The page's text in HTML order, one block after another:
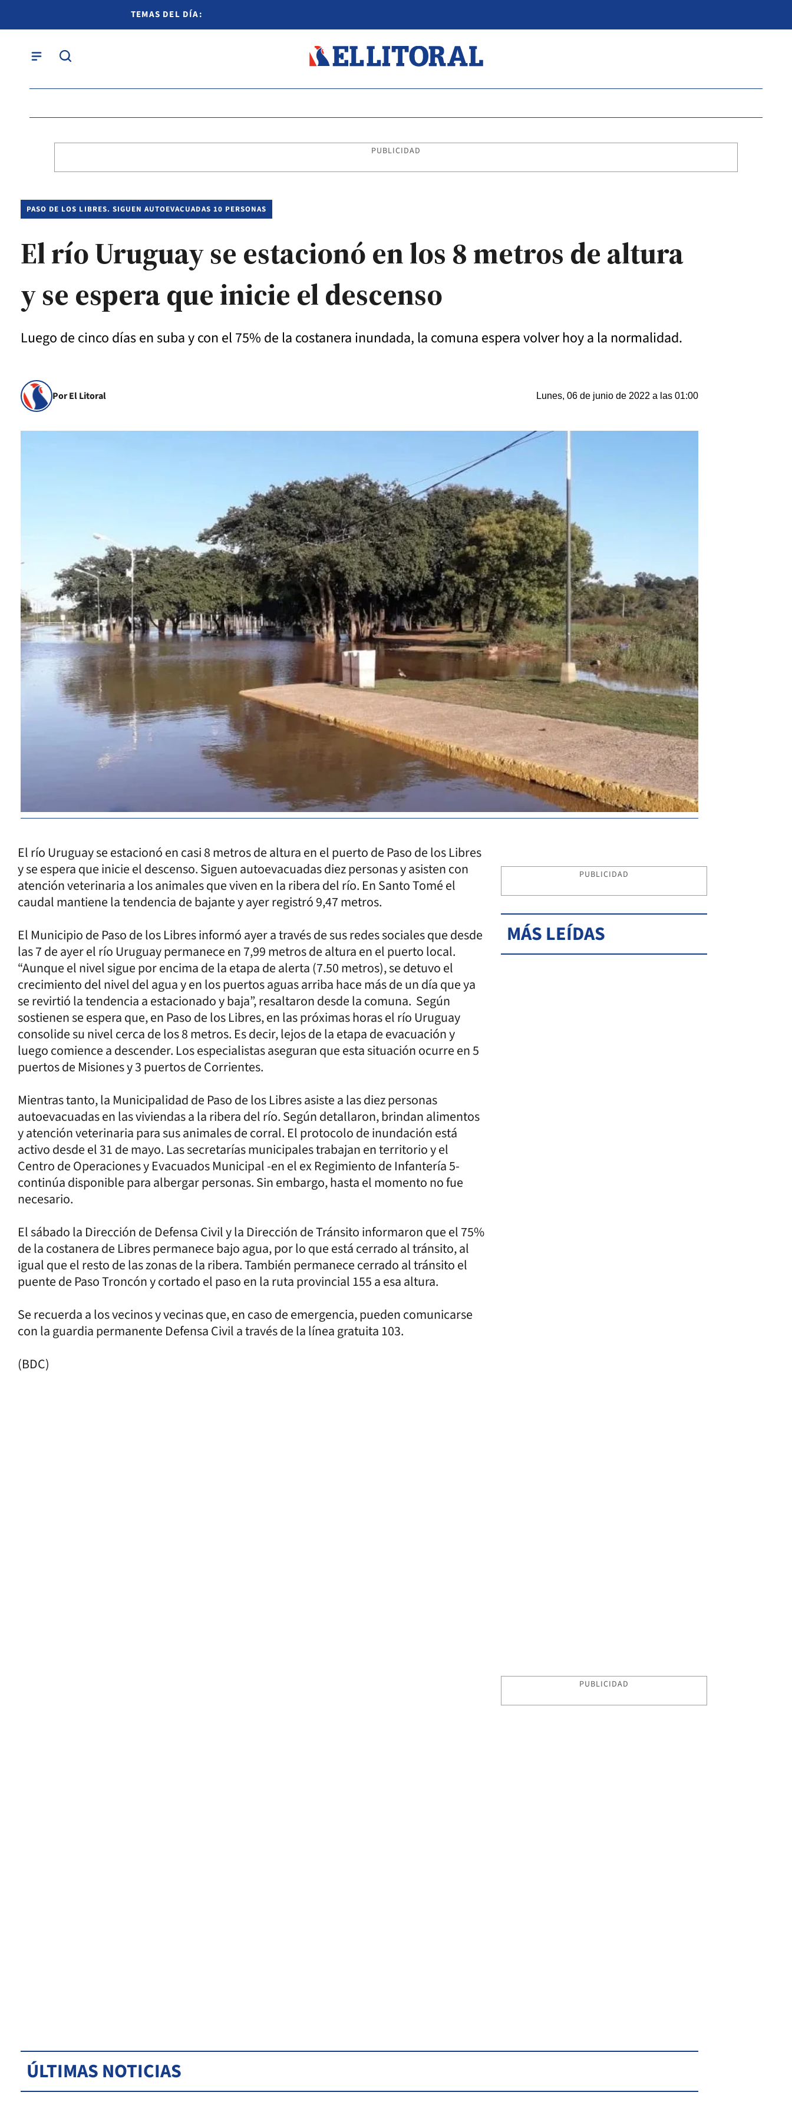
TEMAS DEL DÍA:
PUBLICIDAD
PASO DE LOS LIBRES. SIGUEN AUTOEVACUADAS 10 PERSONAS
El río Uruguay se estacionó en los 8 metros de altura
y se espera que inicie el descenso
Luego de cinco días en suba y con el 75% de la costanera inundada, la comuna espera volver hoy a la normalidad.
Por El Litoral Lunes, 06 de junio de 2022 a las 01:00
El río Uruguay se estacionó en casi 8 metros de altura en el puerto de Paso de los Libres
y se espera que inicie el descenso. Siguen autoevacuadas diez personas y asisten con
atención veterinaria a los animales que viven en la ribera del río. En Santo Tomé el
caudal mantiene la tendencia de bajante y ayer registró 9,47 metros.
El Municipio de Paso de los Libres informó ayer a través de sus redes sociales que desde
las 7 de ayer el río Uruguay permanece en 7,99 metros de altura en el puerto local.
“Aunque el nivel sigue por encima de la etapa de alerta (7.50 metros), se detuvo el
crecimiento del nivel del agua y en los puertos aguas arriba hace más de un día que ya
se revirtió la tendencia a estacionado y baja”, resaltaron desde la comuna. Según
sostienen se espera que, en Paso de los Libres, en las próximas horas el río Uruguay
consolide su nivel cerca de los 8 metros. Es decir, lejos de la etapa de evacuación y
luego comience a descender. Los especialistas aseguran que esta situación ocurre en 5
puertos de Misiones y 3 puertos de Corrientes.
Mientras tanto, la Municipalidad de Paso de los Libres asiste a las diez personas
autoevacuadas en las viviendas a la ribera del río. Según detallaron, brindan alimentos
y atención veterinaria para sus animales de corral. El protocolo de inundación está
activo desde el 31 de mayo. Las secretarías municipales trabajan en territorio y el
Centro de Operaciones y Evacuados Municipal -en el ex Regimiento de Infantería 5-
continúa disponible para albergar personas. Sin embargo, hasta el momento no fue
necesario.
El sábado la Dirección de Defensa Civil y la Dirección de Tránsito informaron que el 75%
de la costanera de Libres permanece bajo agua, por lo que está cerrado al tránsito, al
igual que el resto de las zonas de la ribera. También permanece cerrado al tránsito el
puente de Paso Troncón y cortado el paso en la ruta provincial 155 a esa altura.
Se recuerda a los vecinos y vecinas que, en caso de emergencia, pueden comunicarse
con la guardia permanente Defensa Civil a través de la línea gratuita 103.
(BDC)
PUBLICIDAD
MÁS LEÍDAS
PUBLICIDAD
ÚLTIMAS NOTICIAS